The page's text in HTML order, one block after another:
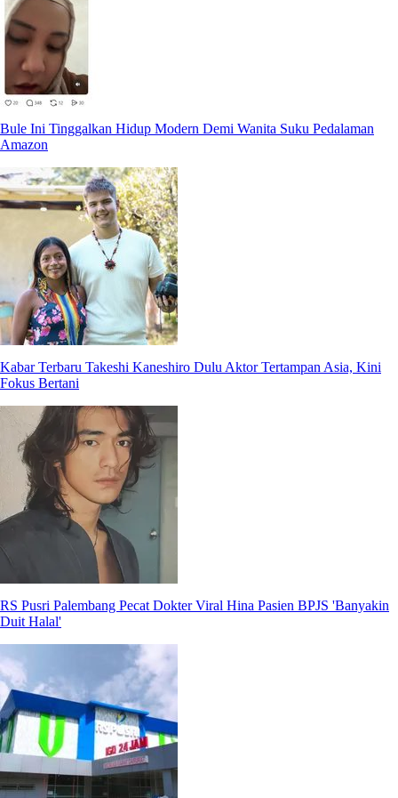
Bule Ini Tinggalkan Hidup Modern Demi Wanita Suku Pedalaman
Amazon
Kabar Terbaru Takeshi Kaneshiro Dulu Aktor Tertampan Asia, Kini
Fokus Bertani
RS Pusri Palembang Pecat Dokter Viral Hina Pasien BPJS 'Banyakin
Duit Halal'